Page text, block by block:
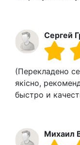
Сергей
(Перекладено
якісно,
быстро и
Михаил